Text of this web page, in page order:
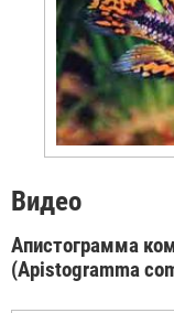
Видео
Апистограмма
(Apistogramma